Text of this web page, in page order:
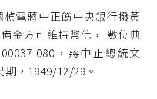
楨電蔣中正飭中央銀行撥黃
金方可維持幣信， 數位典
080，蔣中正總統文
，1949/12/29。